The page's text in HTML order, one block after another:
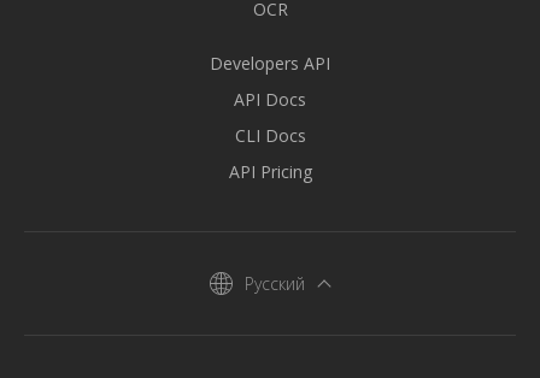
OCR
Developers API
API Docs
CLI Docs
API Pricing
Русский